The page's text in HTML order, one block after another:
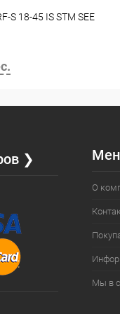
S 18-45 IS STM SEE
❯
О
Мы в